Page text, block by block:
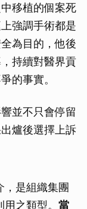
移植的個案死
強調手術都是
為目的，他後
持續對醫界貢
的事實。
並不只會停留
爐後選擇上訴
，是組織集團
之類型。 當